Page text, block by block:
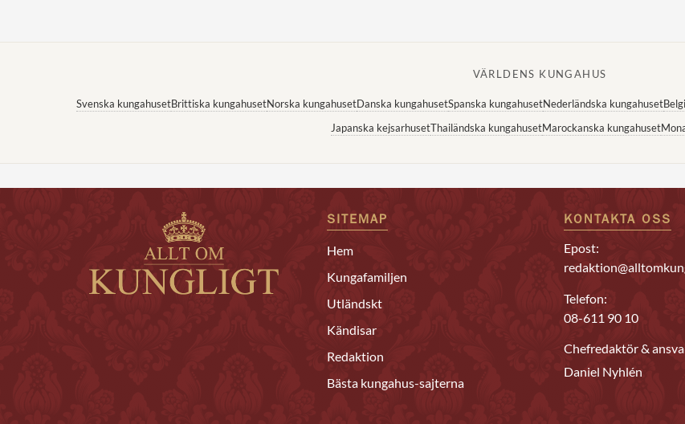
VÄRLDENS KUNGAHUS
Svenska kungahusetBrittiska kungahusetNorska kungahusetDanska kungahusetSpanska kungahusetNederländska kungahuset
Japanska kejsarhusetThailändska kungahusetMarockanska kungahuset
SITEMAP
Hem
Kungafamiljen
Utländskt
Kändisar
Redaktion
Bästa kungahus-sajterna
KONTAKTA OSS
Epost:
Telefon:
08-611 90 10
Chefredaktör &
Daniel Nyhlén